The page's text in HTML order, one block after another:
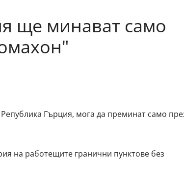
ще минават само
Гърция, мога да преминат само
на работещите гранични пунктове без